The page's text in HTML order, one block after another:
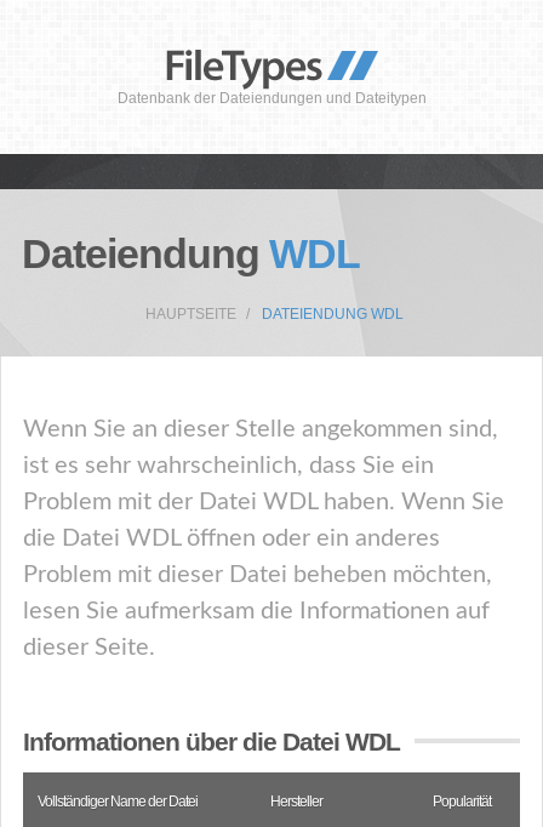
Datenbank der Dateiendungen und Dateitypen
Dateiendung WDL
HAUPTSEITE DATEIENDUNG WDL
Wenn Sie an dieser Stelle angekommen sind,
ist es sehr wahrscheinlich, dass Sie ein
Problem mit der Datei WDL haben. Wenn Sie
die Datei WDL öffnen oder ein anderes
Problem mit dieser Datei beheben möchten,
lesen Sie aufmerksam die Informationen auf
dieser Seite.
Informationen über die Datei WDL
Vollständiger Name der Datei Hersteller Popularität